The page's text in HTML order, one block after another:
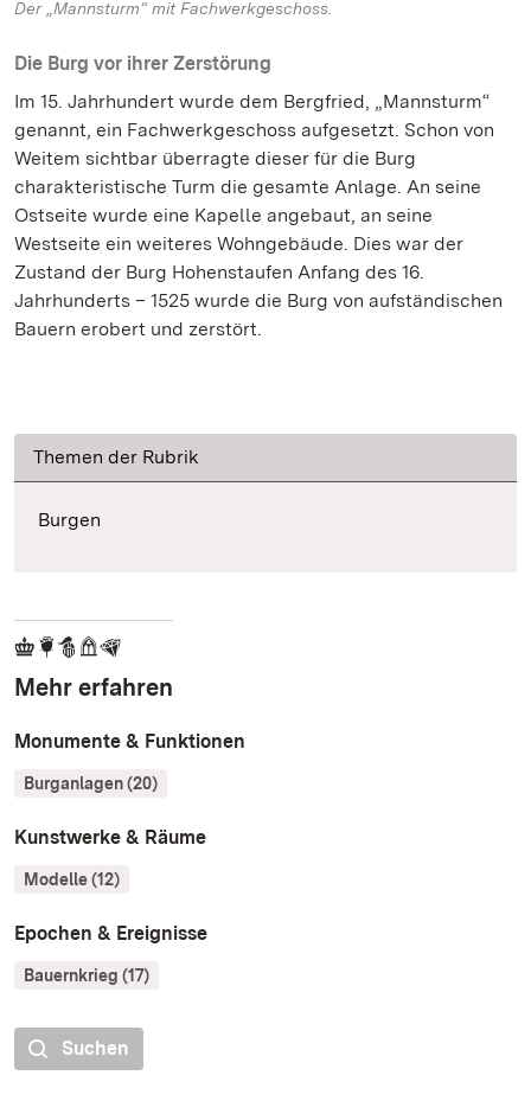
Der „Mannsturm“ mit Fachwerkgeschoss.
Die Burg vor ihrer Zerstörung
Im 15. Jahrhundert wurde dem Bergfried, „Mannsturm“
genannt, ein Fachwerkgeschoss aufgesetzt. Schon von
Weitem sichtbar überragte dieser für die Burg
charakteristische Turm die gesamte Anlage. An seine
Ostseite wurde eine Kapelle angebaut, an seine
Westseite ein weiteres Wohngebäude. Dies war der
Zustand der Burg Hohenstaufen Anfang des 16.
Jahrhunderts – 1525 wurde die Burg von aufständischen
Bauern erobert und zerstört.
Themen der Rubrik
Burgen
Mehr erfahren
Monumente & Funktionen
Burganlagen (20)
Kunstwerke & Räume
Modelle (12)
Epochen & Ereignisse
Bauernkrieg (17)
Suchen